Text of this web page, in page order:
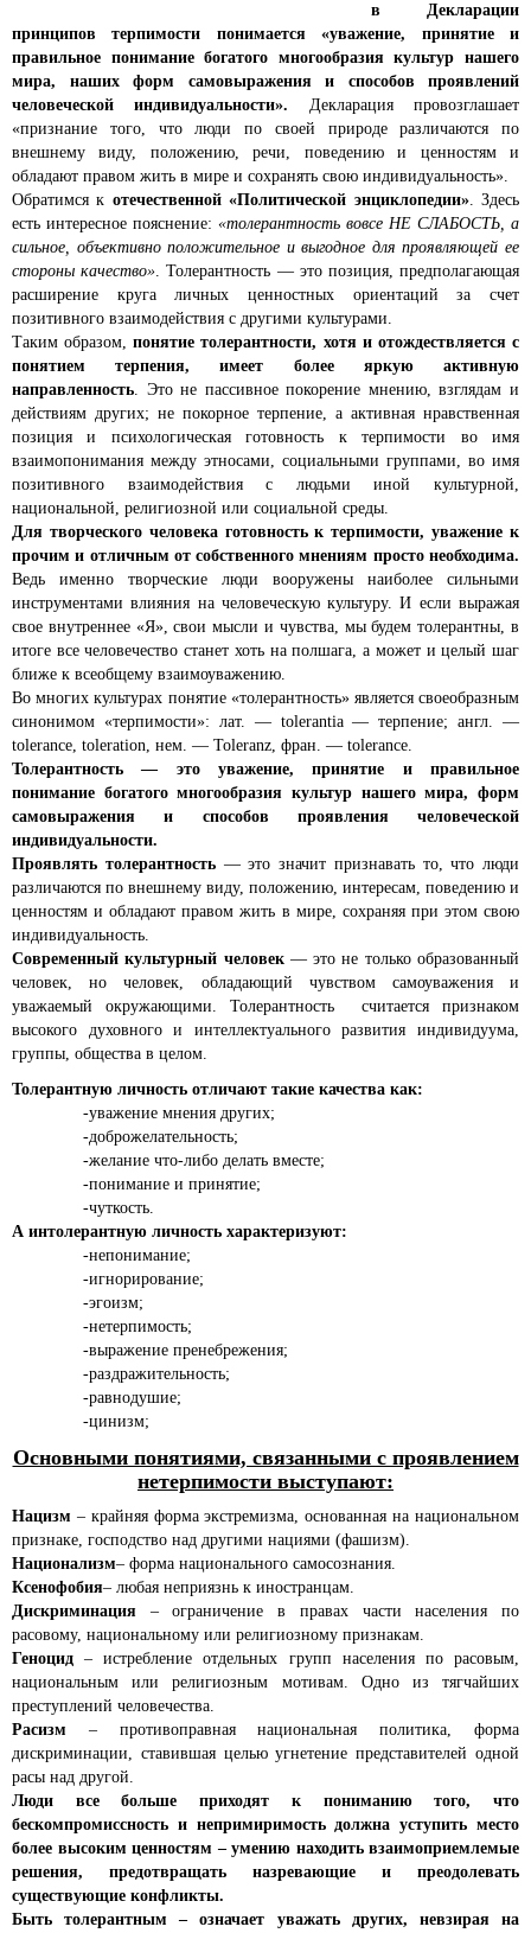
в Декларации
принципов терпимости понимается «уважение, принятие и
правильное понимание богатого многообразия культур нашего
мира, наших форм самовыражения и способов проявлений
человеческой индивидуальности». Декларация провозглашает
«признание того, что люди по своей природе различаются по
внешнему виду, положению, речи, поведению и ценностям и
обладают правом жить в мире и сохранять свою индивидуальность».
Обратимся к отечественной «Политической энциклопедии». Здесь
есть интересное пояснение: «толерантность вовсе НЕ СЛАБОСТЬ, а
сильное, объективно положительное и выгодное для проявляющей ее
стороны качество». Толерантность — это позиция, предполагающая
расширение круга личных ценностных ориентаций за счет
позитивного взаимодействия с другими культурами.
Таким образом,понятие толерантности, хотя и отождествляется с
понятием терпения, имеет более яркую активную
направленность. Это не пассивное покорение мнению, взглядам и
действиям других; не покорное терпение, а активная нравственная
позиция и психологическая готовность к терпимости во имя
взаимопонимания между этносами, социальными группами, во имя
позитивного взаимодействия с людьми иной культурной,
национальной, религиозной или социальной среды.
Для творческого человека готовность к терпимости, уважение к
прочим и отличным от собственного мнениям просто необходима.
Ведь именно творческие люди вооружены наиболее сильными
инструментами влияния на человеческую культуру. И если выражая
свое внутреннее «Я», свои мысли и чувства, мы будем толерантны, в
итоге все человечество станет хоть на полшага, а может и целый шаг
ближе к всеобщему взаимоуважению.
Во многих культурах понятие «толерантность» является своеобразным
синонимом «терпимости»: лат. — tolerantia — терпение; англ. —
tolerance, toleration, нем. — Toleranz, фран. — tolerance.
Толерантность — это уважение, принятие и правильное
понимание богатого многообразия культур нашего мира, форм
самовыражения и способов проявления человеческой
индивидуальности.
Проявлять толерантность— это значит признавать то, что люди
различаются по внешнему виду, положению, интересам, поведению и
ценностям и обладают правом жить в мире, сохраняя при этом свою
индивидуальность.
Современный культурный человек— это не только образованный
человек, но человек, обладающий чувством самоуважения и
уважаемый окружающими. Толерантность считается признаком
высокого духовного и интеллектуального развития индивидуума,
группы, общества в целом.
Толерантную личность отличают такие качества как:
-уважение мнения других;
-доброжелательность;
-желание что-либо делать вместе;
-понимание и принятие;
-чуткость.
А интолерантную личность характеризуют:
-непонимание;
-игнорирование;
-эгоизм;
-нетерпимость;
-выражение пренебрежения;
-раздражительность;
-равнодушие;
-цинизм;
Основными понятиями, связанными с проявлением
нетерпимости выступают:
Нацизм – крайняя форма экстремизма, основанная на национальном
признаке, господство над другими нациями (фашизм).
Национализм– форма национального самосознания.
Ксенофобия– любая неприязнь к иностранцам.
Дискриминация – ограничение в правах части населения по
расовому, национальному или религиозному признакам.
Геноцид– истребление отдельных групп населения по расовым,
национальным или религиозным мотивам. Одно из тягчайших
преступлений человечества.
Расизм – противоправная национальная политика, форма
дискриминации, ставившая целью угнетение представителей одной
расы над другой.
Люди все больше приходят к пониманию того, что
бескомпромиссность и непримиримость должна уступить место
более высоким ценностям – умению находить взаимоприемлемые
решения, предотвращать назревающие и преодолевать
существующие конфликты.
Быть толерантным – означает уважать других, невзирая на